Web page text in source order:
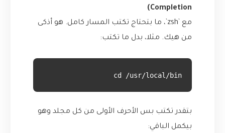
Completion)
مع `zsh`، ما بتحتاج تكتب المسار كامل. هو أذكى
من هيك. مثلا، بدل ما تكتب:
cd /usr/local/bin
بتقدر تكتب بس الأحرف الأولى من كل مجلد وهو
بيكمل الباقي: